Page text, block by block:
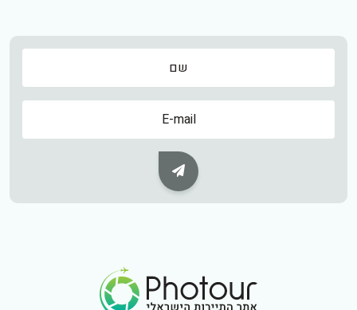
שם
שם
Subscribe Button